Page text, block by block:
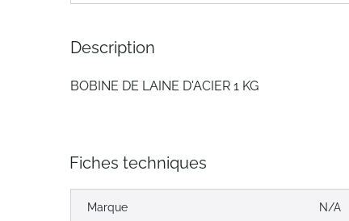
the
images
Description
BOBINE DE LAINE D'ACIER 1 KG
Fiches techniques
Marque N/A